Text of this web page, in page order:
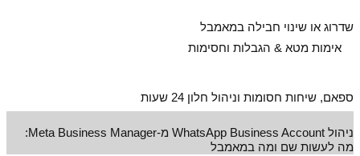
שדרוג או שינוי חבילה במאמבל
אימות מטא & הגבלות וחסימות
ספאם, שיחות חסומות וניהול חלון 24 שעות
ניהול WhatsApp Business Account מ‑Meta Business Manager:
מה לעשות שם ומה במאמבל